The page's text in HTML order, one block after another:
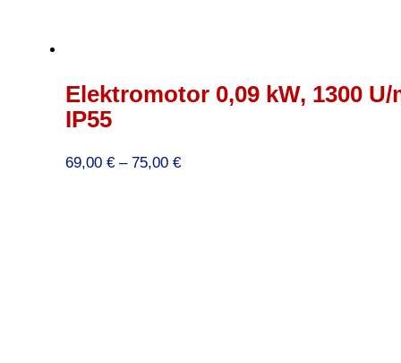
Elektromotor 0,09 kW, 1300 U/
IP55
69,00 € – 75,00 €Preisspanne: